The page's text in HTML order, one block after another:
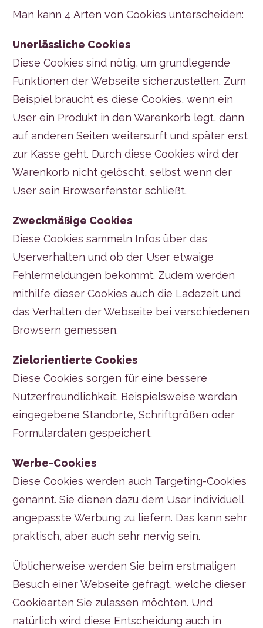
Man kann 4 Arten von Cookies unterscheiden:
Unerlässliche Cookies
Diese Cookies sind nötig, um grundlegende
Funktionen der Webseite sicherzustellen. Zum
Beispiel braucht es diese Cookies, wenn ein
User ein Produkt in den Warenkorb legt, dann
auf anderen Seiten weitersurft und später erst
zur Kasse geht. Durch diese Cookies wird der
Warenkorb nicht gelöscht, selbst wenn der
User sein Browserfenster schließt.
Zweckmäßige Cookies
Diese Cookies sammeln Infos über das
Userverhalten und ob der User etwaige
Fehlermeldungen bekommt. Zudem werden
mithilfe dieser Cookies auch die Ladezeit und
das Verhalten der Webseite bei verschiedenen
Browsern gemessen.
Zielorientierte Cookies
Diese Cookies sorgen für eine bessere
Nutzerfreundlichkeit. Beispielsweise werden
eingegebene Standorte, Schriftgrößen oder
Formulardaten gespeichert.
Werbe-Cookies
Diese Cookies werden auch Targeting-Cookies
genannt. Sie dienen dazu dem User individuell
angepasste Werbung zu liefern. Das kann sehr
praktisch, aber auch sehr nervig sein.
Üblicherweise werden Sie beim erstmaligen
Besuch einer Webseite gefragt, welche dieser
Cookiearten Sie zulassen möchten. Und
natürlich wird diese Entscheidung auch in